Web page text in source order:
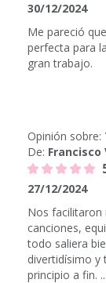
30/12/2024
Me pareció
perfecta para
gran trabajo.
Opinión sobre:
De: Francisco
27/12/2024
Nos facilitaron
canciones,
todo saliera
divertidísimo y
principio a fin. ...